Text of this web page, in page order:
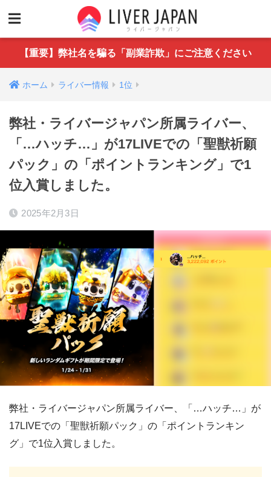
【重要】弊社名を騙る「副業詐欺」にご注意ください
ホーム ライバー情報 1位
弊社・ライバージャパン所属ライバー、
「…ハッチ…」が17LIVEでの「聖獣祈願
パック」の「ポイントランキング」で1
位入賞しました。
2025年2月3日
弊社・ライバージャパン所属ライバー、「…ハッチ…」が
17LIVEでの「聖獣祈願パック」の「ポイントランキン
グ」で1位入賞しました。